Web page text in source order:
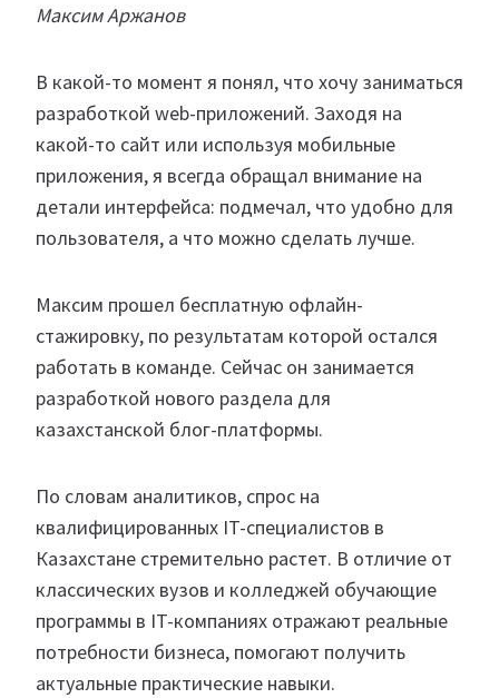
Максим Аржанов
В какой-то момент я понял, что хочу заниматься
разработкой web-приложений. Заходя на
какой-то сайт или используя мобильные
приложения, я всегда обращал внимание на
детали интерфейса: подмечал, что удобно для
пользователя, а что можно сделать лучше.
Максим прошел бесплатную офлайн-
стажировку, по результатам которой остался
работать в команде. Сейчас он занимается
разработкой нового раздела для
казахстанской блог-платформы.
По словам аналитиков, спрос на
квалифицированных IT-специалистов в
Казахстане стремительно растет. В отличие от
классических вузов и колледжей обучающие
программы в IT-компаниях отражают реальные
потребности бизнеса, помогают получить
актуальные практические навыки.